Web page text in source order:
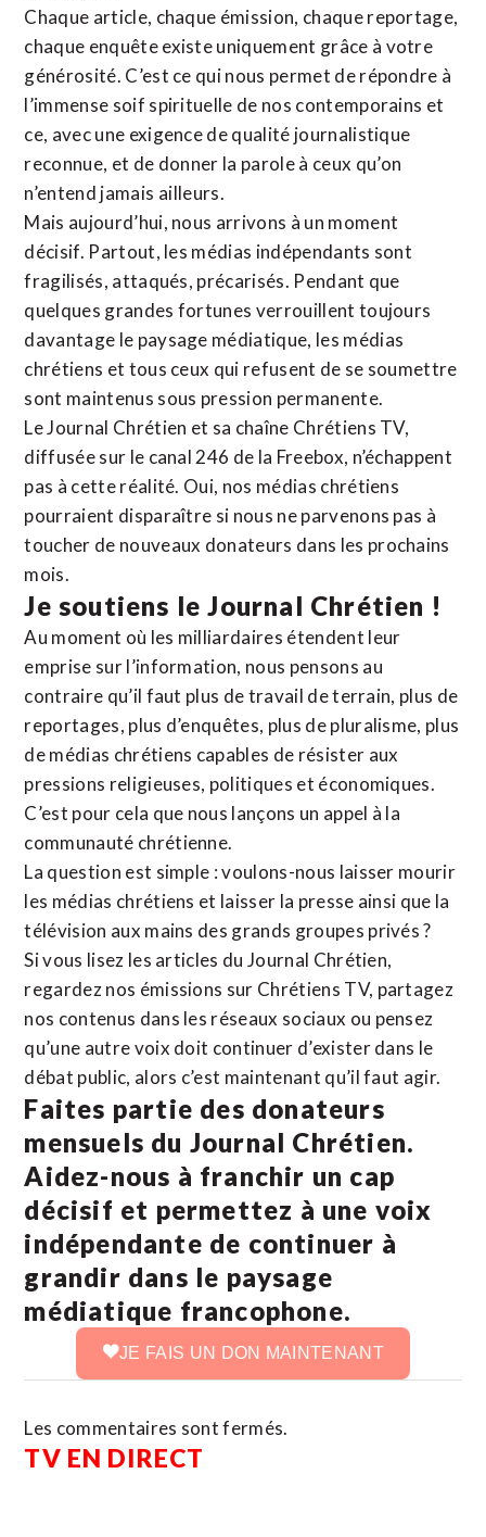
Chaque article, chaque émission, chaque reportage,
chaque enquête existe uniquement grâce à votre
générosité. C’est ce qui nous permet de répondre à
l’immense soif spirituelle de nos contemporains et
ce, avec une exigence de qualité journalistique
reconnue, et de donner la parole à ceux qu’on
n’entend jamais ailleurs.
Mais aujourd’hui, nous arrivons à un moment
décisif. Partout, les médias indépendants sont
fragilisés, attaqués, précarisés. Pendant que
quelques grandes fortunes verrouillent toujours
davantage le paysage médiatique, les médias
chrétiens et tous ceux qui refusent de se soumettre
sont maintenus sous pression permanente.
Le Journal Chrétien et sa chaîne Chrétiens TV,
diffusée sur le canal 246 de la Freebox, n’échappent
pas à cette réalité. Oui, nos médias chrétiens
pourraient disparaître si nous ne parvenons pas à
toucher de nouveaux donateurs dans les prochains
mois.
Je soutiens le Journal Chrétien !
Au moment où les milliardaires étendent leur
emprise sur l’information, nous pensons au
contraire qu’il faut plus de travail de terrain, plus de
reportages, plus d’enquêtes, plus de pluralisme, plus
de médias chrétiens capables de résister aux
pressions religieuses, politiques et économiques.
C’est pour cela que nous lançons un appel à la
communauté chrétienne.
La question est simple : voulons-nous laisser mourir
les médias chrétiens et laisser la presse ainsi que la
télévision aux mains des grands groupes privés ?
Si vous lisez les articles du Journal Chrétien,
regardez nos émissions sur Chrétiens TV, partagez
nos contenus dans les réseaux sociaux ou pensez
qu’une autre voix doit continuer d’exister dans le
débat public, alors c’est maintenant qu’il faut agir.
Faites partie des donateurs
mensuels du Journal Chrétien.
Aidez-nous à franchir un cap
décisif et permettez à une voix
indépendante de continuer à
grandir dans le paysage
médiatique francophone.
JE FAIS UN DON MAINTENANT
Les commentaires sont fermés.
TV EN DIRECT